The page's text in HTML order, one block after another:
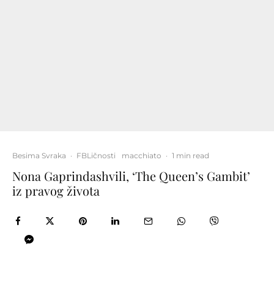
Besima Svraka · FBLičnosti macchiato · 1 min read
Nona Gaprindashvili, ‘The Queen’s Gambit’
iz pravog života